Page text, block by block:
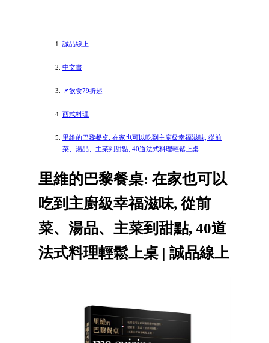
誠品線上
中文書
📌飲食79折起
西式料理
里維的巴黎餐桌: 在家也可以吃到主廚級幸福滋味, 從前
菜、湯品、主菜到甜點, 40道法式料理輕鬆上桌
里維的巴黎餐桌: 在家也可以
吃到主廚級幸福滋味, 從前
菜、湯品、主菜到甜點, 40道
法式料理輕鬆上桌 | 誠品線上